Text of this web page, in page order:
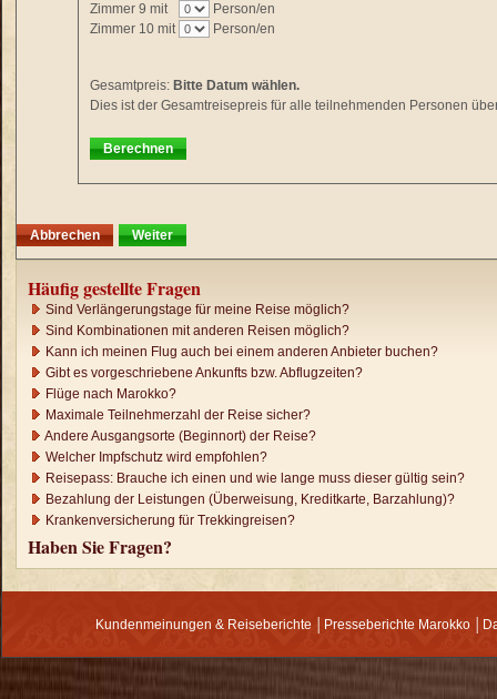
Zimmer 9 mit
Person/en
Zimmer 10 mit Person/en
Gesamtpreis: Bitte Datum wählen.
Dies ist der Gesamtreisepreis für alle teilnehmenden Personen
Berechnen
Abbrechen Weiter
Häufig gestellte Fragen
Sind Verlängerungstage für meine Reise möglich?
Sind Kombinationen mit anderen Reisen möglich?
Kann ich meinen Flug auch bei einem anderen Anbieter buchen?
Gibt es vorgeschriebene Ankunfts bzw. Abflugzeiten?
Flüge nach Marokko?
Maximale Teilnehmerzahl der Reise sicher?
Andere Ausgangsorte (Beginnort) der Reise?
Welcher Impfschutz wird empfohlen?
Reisepass: Brauche ich einen und wie lange muss dieser gültig sein?
Bezahlung der Leistungen (Überweisung, Kreditkarte, Barzahlung)?
Krankenversicherung für Trekkingreisen?
Haben Sie Fragen?
Kundenmeinungen & Reiseberichte Presseberichte Marokko